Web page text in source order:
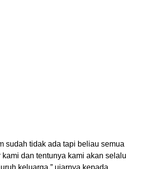
sudah tidak ada tapi beliau semua
dan tentunya kami akan selalu